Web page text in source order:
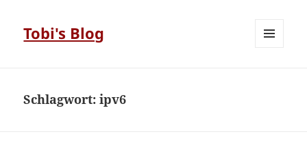
Tobi's Blog
Schlagwort:ipv6